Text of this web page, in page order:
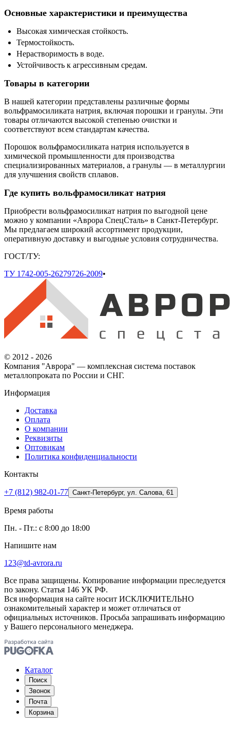
Основные характеристики и преимущества
Высокая химическая стойкость.
Термостойкость.
Нерастворимость в воде.
Устойчивость к агрессивным средам.
Товары в категории
В нашей категории представлены различные формы
вольфрамосиликата натрия, включая порошки и гранулы. Эти
товары отличаются высокой степенью очистки и
соответствуют всем стандартам качества.
Порошок вольфрамосиликата натрия используется в
химической промышленности для производства
специализированных материалов, а гранулы — в металлургии
для улучшения свойств сплавов.
Где купить вольфрамосиликат натрия
Приобрести вольфрамосиликат натрия по выгодной цене
можно у компании «Аврора СпецСталь» в Санкт-Петербург.
Мы предлагаем широкий ассортимент продукции,
оперативную доставку и выгодные условия сотрудничества.
ГОСТ/ТУ:
ТУ 1742-005-26279726-2009•
© 2012 - 2026
Компания "Аврора" — комплексная система поставок
металлопроката по России и СНГ.
Информация
Доставка
Оплата
О компании
Реквизиты
Оптовикам
Политика конфиденциальности
Контакты
+7 (812) 982-01-77 Санкт-Петербург, ул. Салова, 61
Время работы
Пн. - Пт.: с 8:00 до 18:00
Напишите нам
123@td-avrora.ru
Все права защищены. Копирование информации преследуется
по закону. Статья 146 УК РФ.
Вся информация на сайте носит ИСКЛЮЧИТЕЛЬНО
ознакомительный характер и может отличаться от
официальных источников. Просьба запрашивать информацию
у Вашего персонального менеджера.
Каталог
Поиск
Звонок
Почта
Корзина